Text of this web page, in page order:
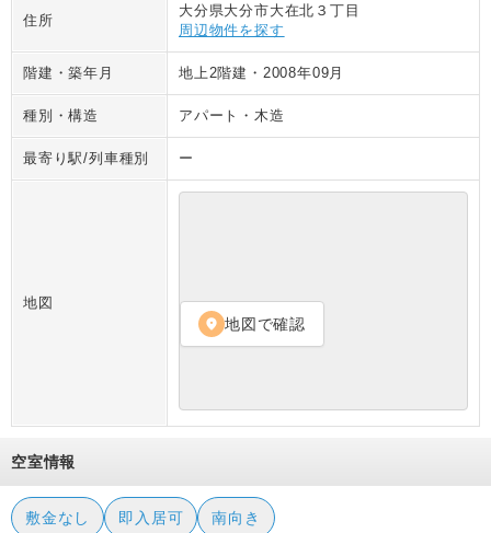
住所
大分県大分市大在北３丁目
周辺物件を探す
階建・築年月 地上2階建 ・ 2008年09月
種別・構造 アパート ・ 木造
最寄り駅/列車種別 ー
地図
location_on 地図で確認
空室情報
敷金なし 即入居可 南向き